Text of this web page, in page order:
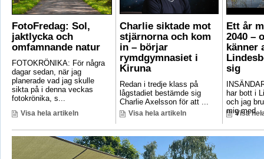
FotoFredag: Sol,
jaktlycka och
omfamnande natur
FOTOKRÖNIKA: För några
dagar sedan, när jag
planerade vad jag skulle
sikta på i denna veckas
fotokrönika, s...
Visa hela artikeln
Charlie siktade mot
stjärnorna och kom
in – börjar
rymdgymnasiet i
Kiruna
Redan i tredje klass på
lågstadiet bestämde sig
Charlie Axelsson för att ...
Visa hela artikeln
Ett år
2040 –
känner
sig
har bott i
och jag
mig med
Visa